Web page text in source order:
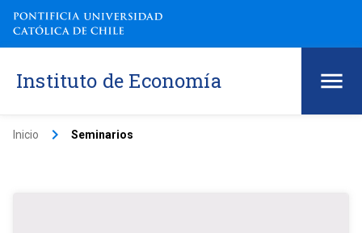
Instituto de Economía
Inicio keyboard_arrow_right Seminarios